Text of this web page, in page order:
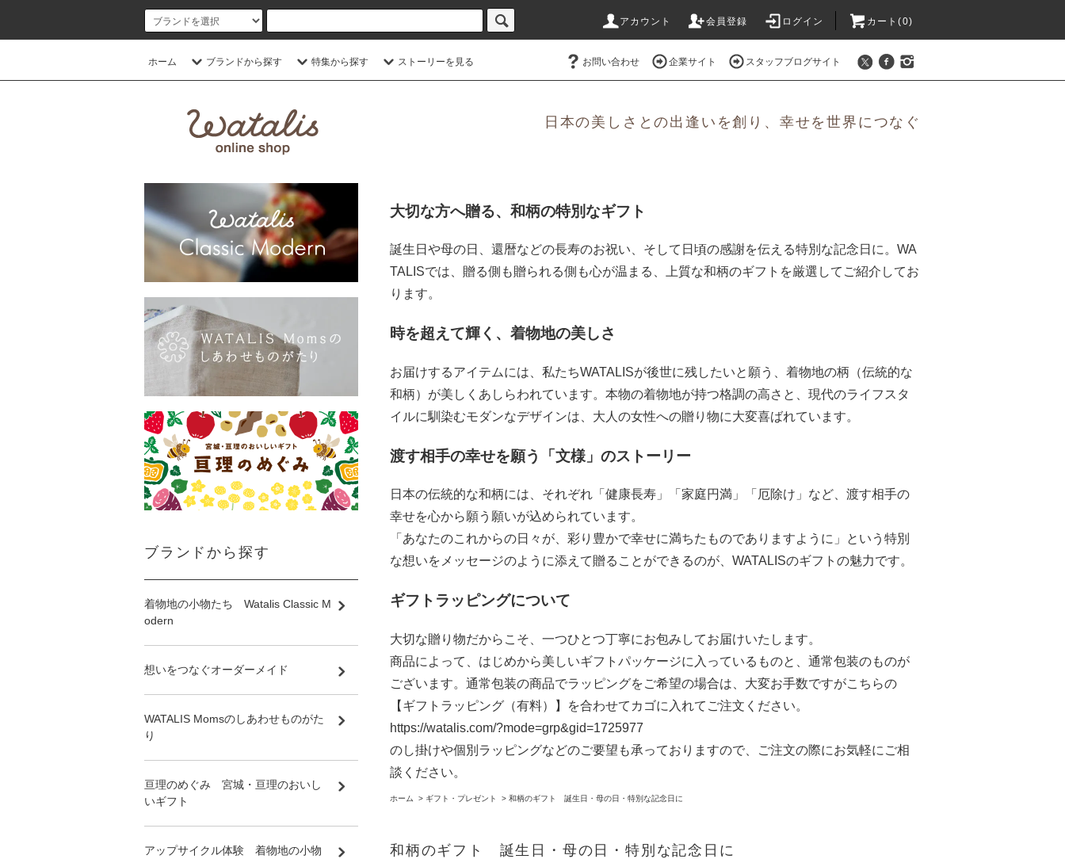
アカウント 会員登録 ログイン カート(0)
ホーム ブランドから探す 特集から探す ストーリーを見る お問い合わせ 企業サイト スタッフブログサイト
日本の美しさとの出逢いを創り、幸せを世界につなぐ
大切な方へ贈る、和柄の特別なギフト
誕生日や母の日、還暦などの長寿のお祝い、そして日頃の感謝を伝える特別な記念日に。WA
TALISでは、贈る側も贈られる側も心が温まる、上質な和柄のギフトを厳選してご紹介してお
ります。
時を超えて輝く、着物地の美しさ
お届けするアイテムには、私たちWATALISが後世に残したいと願う、着物地の柄（伝統的な
和柄）が美しくあしらわれています。本物の着物地が持つ格調の高さと、現代のライフスタ
イルに馴染むモダンなデザインは、大人の女性への贈り物に大変喜ばれています。
渡す相手の幸せを願う「文様」のストーリー
日本の伝統的な和柄には、それぞれ「健康長寿」「家庭円満」「厄除け」など、渡す相手の
幸せを心から願う願いが込められています。
「あなたのこれからの日々が、彩り豊かで幸せに満ちたものでありますように」という特別
な想いをメッセージのように添えて贈ることができるのが、WATALISのギフトの魅力です。
ギフトラッピングについて
大切な贈り物だからこそ、一つひとつ丁寧にお包みしてお届けいたします。
商品によって、はじめから美しいギフトパッケージに入っているものと、通常包装のものが
ございます。通常包装の商品でラッピングをご希望の場合は、大変お手数ですがこちらの
【ギフトラッピング（有料）】を合わせてカゴに入れてご注文ください。
https://watalis.com/?mode=grp&gid=1725977
のし掛けや個別ラッピングなどのご要望も承っておりますので、ご注文の際にお気軽にご相
談ください。
ホーム > ギフト・プレゼント > 和柄のギフト 誕生日・母の日・特別な記念日に
和柄のギフト 誕生日・母の日・特別な記念日に
ブランドから探す
着物地の小物たち Watalis Classic M
odern
想いをつなぐオーダーメイド
WATALIS Momsのしあわせものがた
り
亘理のめぐみ 宮城・亘理のおいし
いギフト
アップサイクル体験 着物地の小物